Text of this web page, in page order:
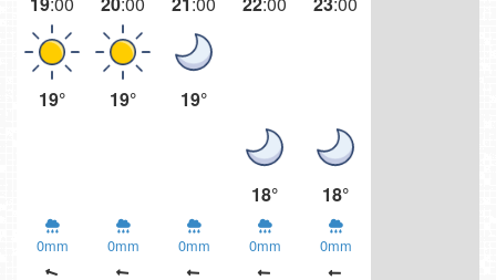
19°
0mm
19°
0mm
19°
0mm
18°
0mm
18°
0mm